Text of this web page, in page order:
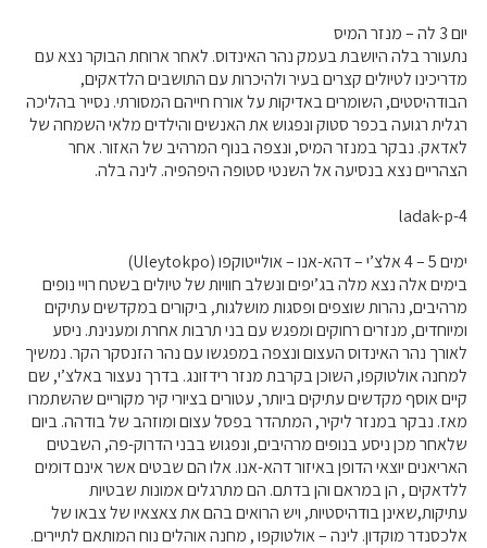
יום 3 לה – מנזר המיס
נתעורר בלה היושבת בעמק נהר האינדוס. לאחר ארוחת הבוקר נצא עם
מדריכינו לטיולים קצרים בעיר ולהיכרות עם התושבים הלדאקים,
הבודהיסטים, השומרים באדיקות על אורח חייהם המסורתי. נסייר בהליכה
רגלית רגועה בכפר סטוק ונפגוש את האנשים והילדים מלאי השמחה של
לאדאק. נבקר במנזר המיס, ונצפה בנוף המרהיב של האזור. אחר
הצהריים נצא בנסיעה אל השנטי סטופה היפהפיה. לינה בלה.
ladak-p-4
ימים 5 – 4 אלצ’י – דהא-אנו – אולייטוקפו (Uleytokpo)
בימים אלה נצא מלה בג’יפים ונשלב חוויות של טיולים בשטח רויי נופים
מרהיבים, נהרות שוצפים ופסגות מושלגות, ביקורים במקדשים עתיקים
ומיוחדים, מנזרים רחוקים ומפגש עם בני תרבות אחרת ומענינת. ניסע
לאורך נהר האינדוס העצום ונצפה במפגשו עם נהר הזנסקר הקר. נמשיך
למחנה אולטוקפו, השוכן בקרבת מנזר רידזונג. בדרך נעצור באלצ’י, שם
קיים אוסף מקדשים עתיקים ביותר, עטורים בציורי קיר מקוריים שהשתמרו
מאז. נבקר במנזר ליקיר, המתהדר בפסל עצום ומוזהב של בודהה. ביום
שלאחר מכן ניסע בנופים מרהיבים, ונפגוש בבני הדרוק-פה, השבטים
האריאנים יוצאי הדופן באיזור דהא-אנו. אלו הם שבטים אשר אינם דומים
ללדאקים , הן במראם והן בדתם. הם מתרגלים אמונות שבטיות
עתיקות,שאינן בודהיסטיות, ויש הרואים בהם את צאצאיו של צבאו של
אלכסנדר מוקדון. לינה – אולטוקפו , מחנה אוהלים נוח המותאם לתיירים.